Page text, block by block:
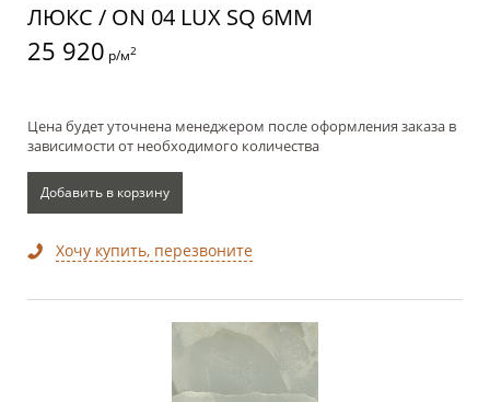
ЛЮКС / ON 04 LUX SQ 6MM
25 920 р/м2
Цена будет уточнена менеджером после оформления заказа в
зависимости от необходимого количества
Добавить в корзину
Хочу купить, перезвоните